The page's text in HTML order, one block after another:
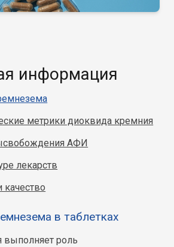
информация
метрики диоквида кремния
АФИ
лекарств
качество
в таблетках
роль